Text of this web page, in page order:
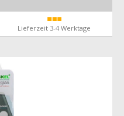
Lieferzeit 3-4 Werktage